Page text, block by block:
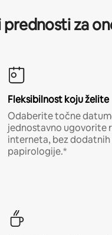
prednosti za
Fleksibilnost koju želite
Odaberite točne
jednostavno ugovorite
interneta, bez dodatnih
papirologije.*